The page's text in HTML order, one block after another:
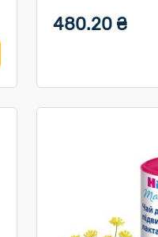
480.20 ₴